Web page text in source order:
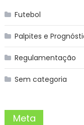
Futebol
Palpites e
Regulamentação
Sem categoria
Meta